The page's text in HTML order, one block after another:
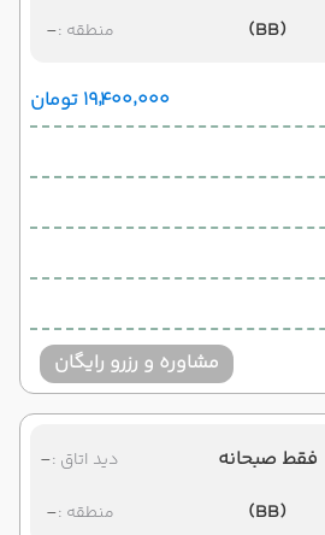
(BB)
منطقه :-
۱۹٬۴۰۰٬۰۰۰ تومان
مشاوره و رزرو رایگان
فقط صبحانه
(BB)
دید اتاق :-
منطقه :-